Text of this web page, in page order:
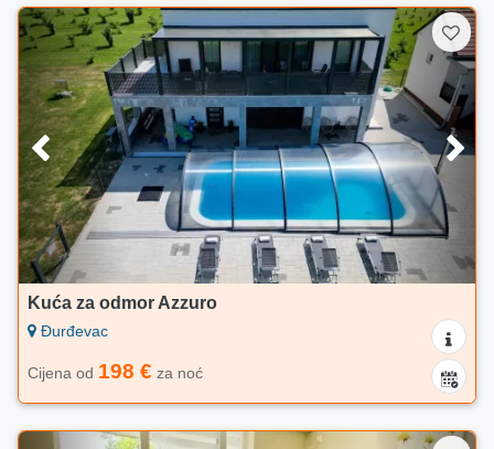
Kuća za odmor Azzuro
Đurđevac
Cijena od 198 € za noć